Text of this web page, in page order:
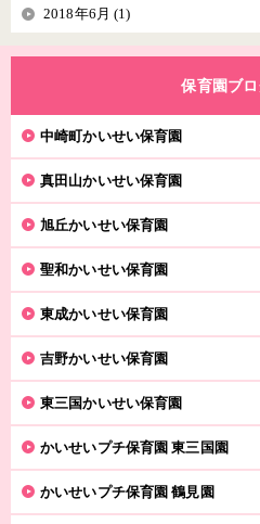
2018年6月 (1)
保育園ブ
中崎町かいせい保育園
真田山かいせい保育園
旭丘かいせい保育園
聖和かいせい保育園
東成かいせい保育園
吉野かいせい保育園
東三国かいせい保育園
かいせいプチ保育園 東三国園
かいせいプチ保育園 鶴見園